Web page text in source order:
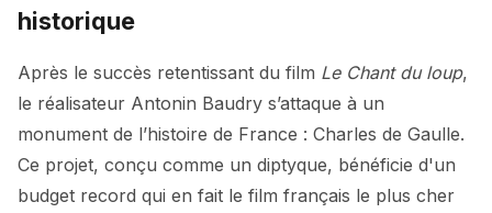
historique
Après le succès retentissant du film Le Chant du loup,
le réalisateur Antonin Baudry s’attaque à un
monument de l’histoire de France : Charles de Gaulle.
Ce projet, conçu comme un diptyque, bénéficie d'un
budget record qui en fait le film français le plus cher